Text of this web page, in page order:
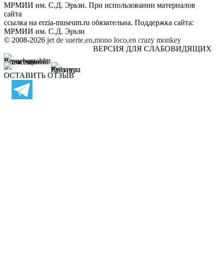
МРМИИ им. С.Д. Эрьзи. При использовании материалов
сайта
ссылка на erzia-museum.ru обязательна. Поддержка сайта:
МРМИИ им. С.Д. Эрьзи
© 2008-2026 jet de suerte,en,mono loco,en crazy monkey
ВЕРСИЯ ДЛЯ СЛАБОВИДЯЩИХ
ОСТАВИТЬ ОТЗЫВ